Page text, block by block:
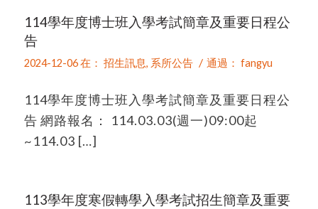
114學年度博士班入學考試簡章及重要日程公
告
2024-12-06 在： 招生訊息, 系所公告 / 通過： fangyu
114學年度博士班入學考試簡章及重要日程公
告 網路報名： 114.03.03(週一)09:00起
~114.03 […]
113學年度寒假轉學入學考試招生簡章及重要